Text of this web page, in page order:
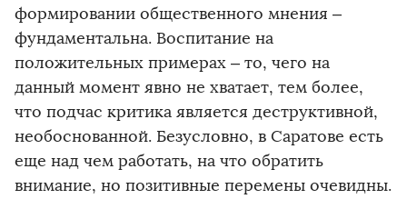
формировании общественного мнения –
фундаментальна. Воспитание на
положительных примерах – то, чего на
данный момент явно не хватает, тем более,
что подчас критика является деструктивной,
необоснованной. Безусловно, в Саратове есть
еще над чем работать, на что обратить
внимание, но позитивные перемены очевидны.